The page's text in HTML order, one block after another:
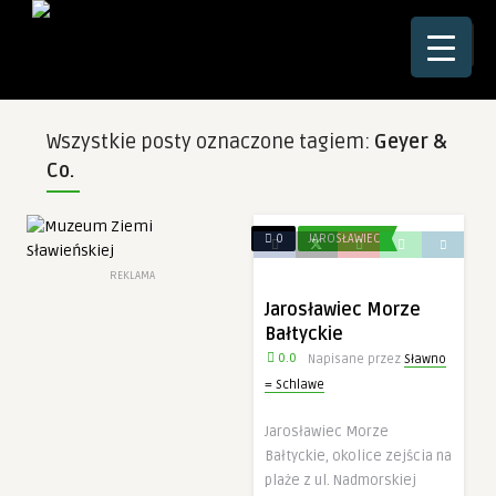
☰
Wszystkie posty oznaczone tagiem: Geyer &
Co.
REKLAMA
0 JAROSŁAWIEC
Jarosławiec Morze
Bałtyckie
0.0 Napisane przez Sławno
= Schlawe
Jarosławiec Morze
Bałtyckie, okolice zejścia na
plaże z ul. Nadmorskiej